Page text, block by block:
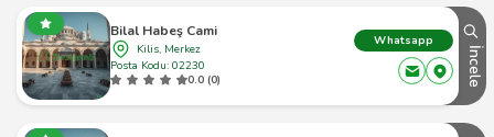
Bilal Habeş Cami
Kilis, Merkez
Posta Kodu: 02230
0.0 (0)
Whatsapp
İncele